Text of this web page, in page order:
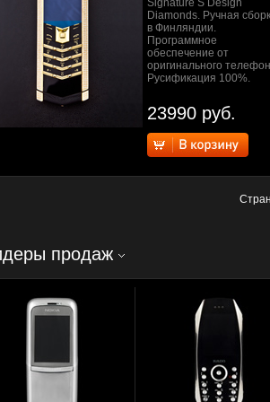
Signature S Design
Diamonds. Ручная
в Финляндии.
Программное
обеспечение от
оригинального
Русификация 100%.
23990 руб.
продаж